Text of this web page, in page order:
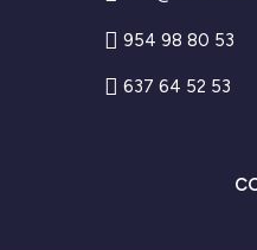
954 98 80 53
637 64 52 53